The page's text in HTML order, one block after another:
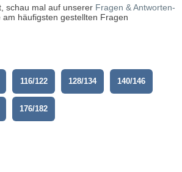
schau mal auf unserer Fragen & Antworten-
am häufigsten gestellten Fragen
116/122 128/134 140/146
176/182